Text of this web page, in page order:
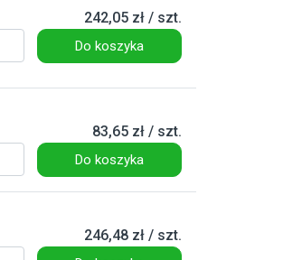
242,05 zł / szt.
Do koszyka
83,65 zł / szt.
Do koszyka
246,48 zł / szt.